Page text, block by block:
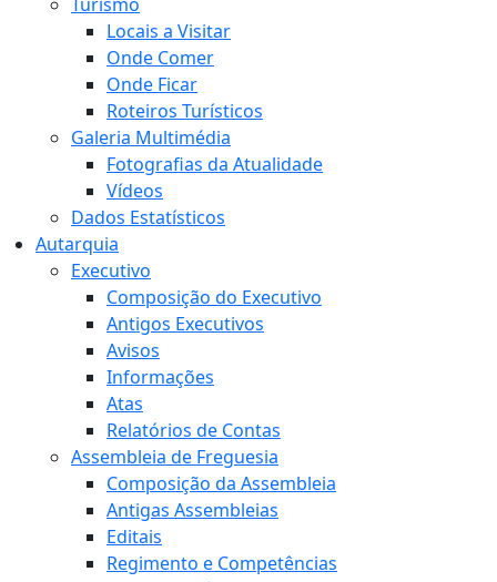
Turismo
Locais a Visitar
Onde Comer
Onde Ficar
Roteiros Turísticos
Galeria Multimédia
Fotografias da Atualidade
Vídeos
Dados Estatísticos
Autarquia
Executivo
Composição do Executivo
Antigos Executivos
Avisos
Informações
Atas
Relatórios de Contas
Assembleia de Freguesia
Composição da Assembleia
Antigas Assembleias
Editais
Regimento e Competências